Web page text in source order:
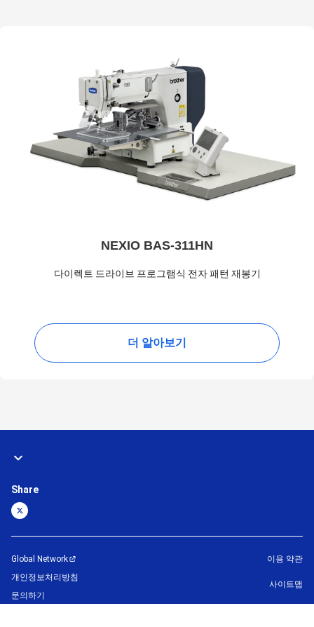
NEXIO BAS-311HN
다이렉트 드라이브 프로그램식 전자 패턴 재봉기
더 알아보기
Share
Global Network
개인정보처리방침
문의하기
이용 약관
사이트맵